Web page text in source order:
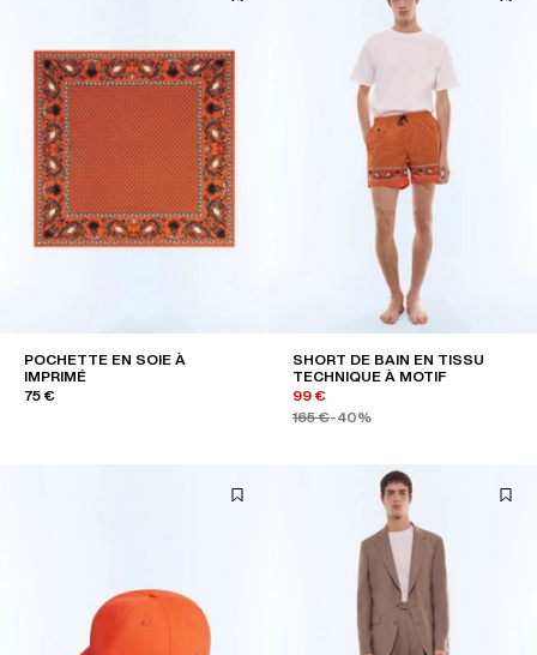
POCHETTE EN SOIE À
IMPRIMÉ
75 €
SHORT DE BAIN EN TISSU
TECHNIQUE À MOTIF
99 €
165 €-40%